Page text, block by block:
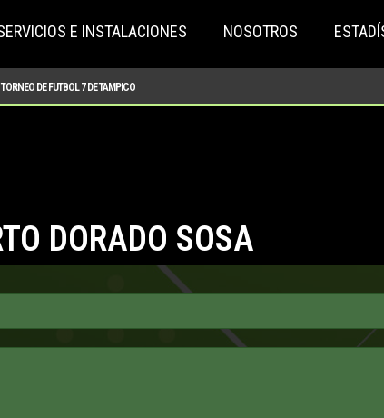
E INSTALACIONES NOSOTROS
DE FUTBOL 7 DE TAMPICO
DORADO SOSA